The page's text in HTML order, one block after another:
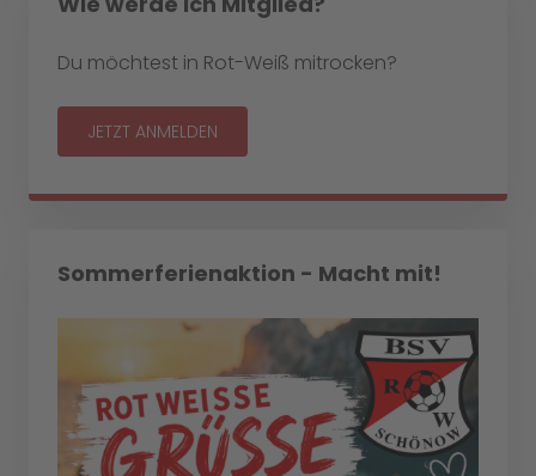
Du möchtest in Rot-Weiß mitrocken?
JETZT ANMELDEN
Sommerferienaktion - Macht mit!